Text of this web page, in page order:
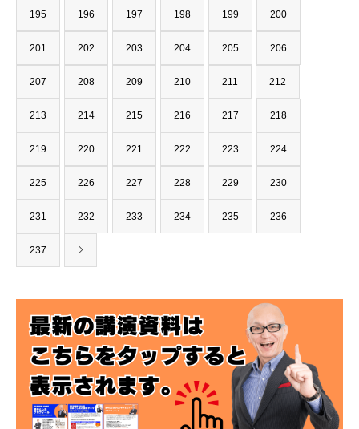
195 196 197 198 199 200
201 202 203 204 205 206
207 208 209 210 211 212
213 214 215 216 217 218
219 220 221 222 223 224
225 226 227 228 229 230
231 232 233 234 235 236
237